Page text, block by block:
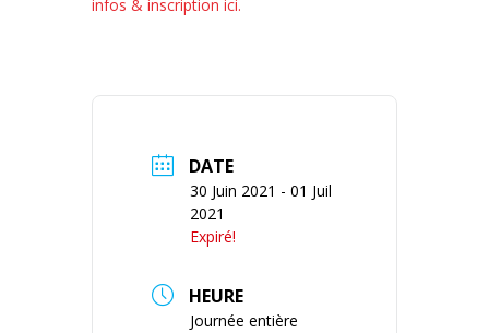
infos & inscription ici.
DATE
30 Juin 2021 - 01 Juil
2021
Expiré!
HEURE
Journée entière